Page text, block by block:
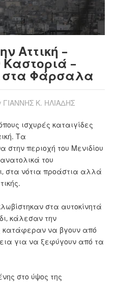
Αττική –
–
στα Φάρσαλα
ΓΙΑΝΝΗΣ Κ. ΗΛΙΑΔΗΣ
ισχυρές καταιγίδες
Τα
περιοχή του Μενιδίου
του
στα νότια προάστια αλλά
στα αυτοκίνητά
κάλεσαν την
κατάφεραν να βγουν από
για να ξεφύγουν από τα
στο ύψος της